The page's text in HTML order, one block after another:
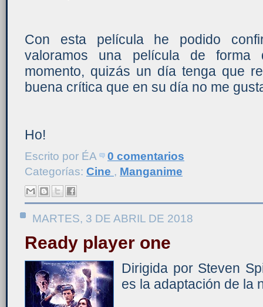
Con esta película he podido
valoramos una película de forma
momento, quizás un día tenga que
buena crítica que en su día no me
Ho!
Escrito por ÉA
0 comentarios
Categorías: Cine , Manganime
MARTES, 3 DE ABRIL DE 2018
Ready player one
Dirigida por Steven
es la adaptación de la